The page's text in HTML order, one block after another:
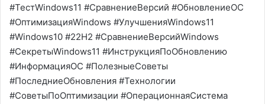
#ТестWindows11 #СравнениеВерсий #ОбновлениеОС
#ОптимизацияWindows #УлучшенияWindows11
#Windows10 #22H2 #СравнениеВерсийWindows
#СекретыWindows11 #ИнструкцияПоОбновлению
#ИнформацияОС #ПолезныеСоветы
#ПоследниеОбновления #Технологии
#СоветыПоОптимизации #ОперационнаяСистема